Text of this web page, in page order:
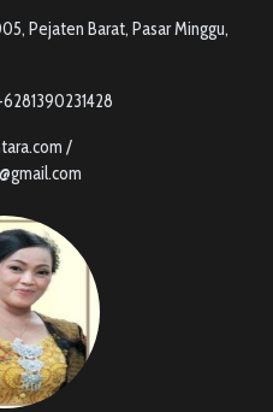
Pejaten Barat, Pasar Minggu,
/